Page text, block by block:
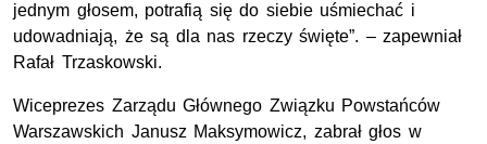
jednym głosem, potrafią się do siebie uśmiechać i
udowadniają, że są dla nas rzeczy święte”. – zapewniał
Rafał Trzaskowski.
Wiceprezes Zarządu Głównego Związku Powstańców
Warszawskich Janusz Maksymowicz, zabrał głos w